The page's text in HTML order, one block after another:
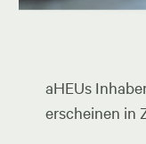
aHEUs
erscheinen in